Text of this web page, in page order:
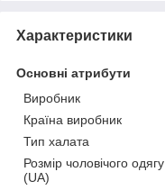
Характеристики
Основні атрибути
Виробник
Країна виробник
Тип халата
Розмір чоловічого одягу
(UA)